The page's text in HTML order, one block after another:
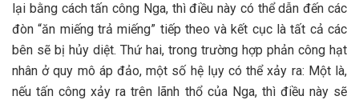
lại bằng cách tấn công Nga, thì điều này có thể dẫn đến các
đòn “ăn miếng trả miếng” tiếp theo và kết cục là tất cả các
bên sẽ bị hủy diệt. Thứ hai, trong trường hợp phản công hạt
nhân ở quy mô áp đảo, một số hệ lụy có thể xảy ra: Một là,
nếu tấn công xảy ra trên lãnh thổ của Nga, thì điều này sẽ